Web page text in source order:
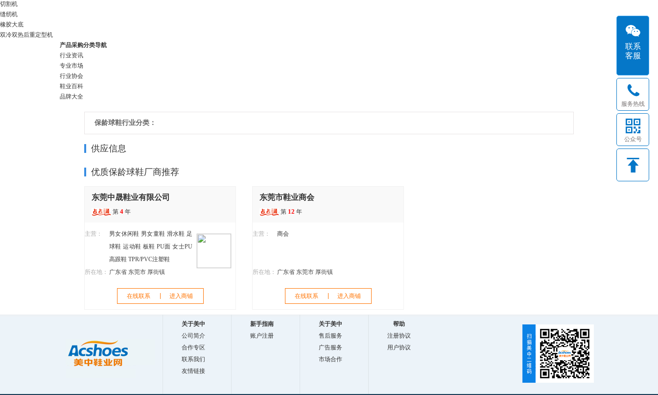
切割机
缝纫机
橡胶大底
双冷双热后重定型机
产品采购分类导航
行业资讯
专业市场
行业协会
鞋业百科
品牌大全
保龄球鞋行业分类：
供应信息
优质保龄球鞋厂商推荐
东莞中晟鞋业有限公司
第 4 年
主营： 男女休闲鞋 男女童鞋 滑水鞋 足
球鞋 运动鞋 板鞋 PU面 女士PU
高跟鞋 TPR/PVC注塑鞋
所在地： 广东省 东莞市 厚街镇
在线联系 进入商铺
东莞市鞋业商会
第 12 年
主营： 商会
所在地： 广东省 东莞市 厚街镇
在线联系 进入商铺
关于美中
公司简介
合作专区
联系我们
友情链接
新手指南
账户注册
关于美中
售后服务
广告服务
市场合作
帮助
注册协议
用户协议
联系
客服
服务热线
公众号